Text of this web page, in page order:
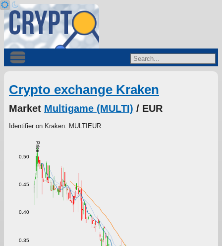
Crypto exchange Kraken
Market Multigame (MULTI) / EUR
Identifier on Kraken: MULTIEUR
Price
0.35
0.40
0.45
0.50